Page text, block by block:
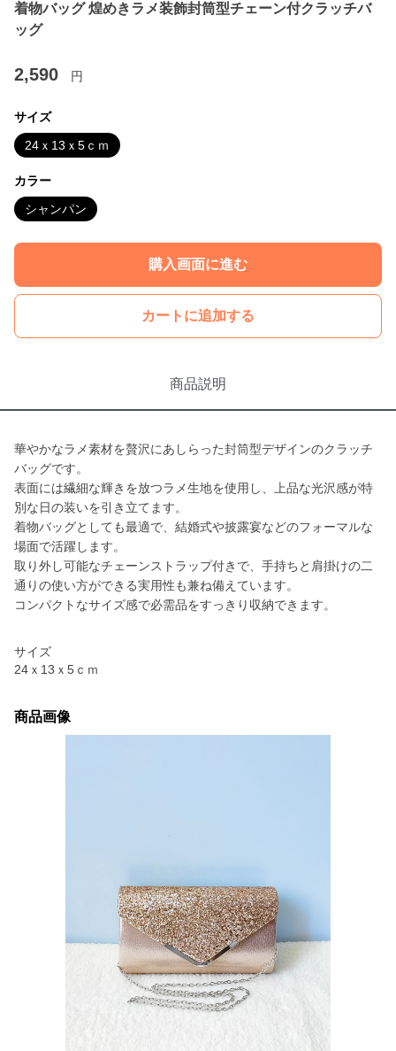
着物バッグ 煌めきラメ装飾封筒型チェーン付クラッチバ
ッグ
2,590 円
サイズ
24ｘ13ｘ5ｃｍ
カラー
シャンパン
購入画面に進む
カートに追加する
商品説明
華やかなラメ素材を贅沢にあしらった封筒型デザインのクラッチ
バッグです。
表面には繊細な輝きを放つラメ生地を使用し、上品な光沢感が特
別な日の装いを引き立てます。
着物バッグとしても最適で、結婚式や披露宴などのフォーマルな
場面で活躍します。
取り外し可能なチェーンストラップ付きで、手持ちと肩掛けの二
通りの使い方ができる実用性も兼ね備えています。
コンパクトなサイズ感で必需品をすっきり収納できます。
サイズ
24ｘ13ｘ5ｃｍ
商品画像